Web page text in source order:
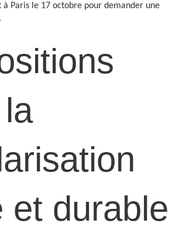
Paris le 17 octobre pour demander une
et durable